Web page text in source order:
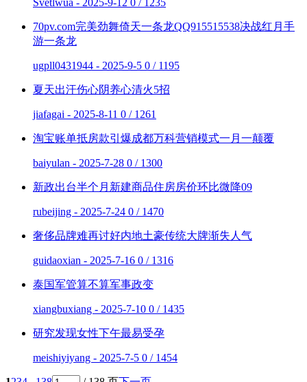
Svetlwua - 2025-9-12 0 / 1235
70pv.com完美劲舞倚天一条龙QQ915515538决战红月手
游一条龙
ugpll0431944 - 2025-9-5 0 / 1195
夏天出汗伤心阴养心清火5招
jiafagai - 2025-8-11 0 / 1261
淘宝账单抵房款引爆成都万科营销模式一月一颠覆
baiyulan - 2025-7-28 0 / 1300
新政出台半个月新建商品住房房价环比微降09
rubeijing - 2025-7-24 0 / 1470
奢侈品牌难再讨好内地土豪传统大牌渐失人气
guidaoxian - 2025-7-16 0 / 1316
泰国军管算不算军事政变
xiangbuxiang - 2025-7-10 0 / 1435
研究发现女性下午最易受孕
meishiyiyang - 2025-7-5 0 / 1454